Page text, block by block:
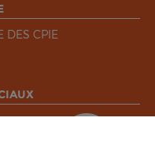
DES CPIE